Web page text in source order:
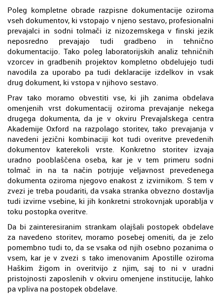
Poleg kompletne obrade razpisne dokumentacije oziroma
vseh dokumentov, ki vstopajo v njeno sestavo, profesionalni
prevajalci in sodni tolmači iz nizozemskega v finski jezik
neposredno prevajajo tudi gradbeno in tehnično
dokumentacijo. Tako poleg laboratorijskih analiz tehničnih
vzorcev in gradbenih projektov kompletno obdelujejo tudi
navodila za uporabo pa tudi deklaracije izdelkov in vsak
drug dokument, ki vstopa v njihovo sestavo.
Prav tako moramo obvestiti vse, ki jih zanima obdelava
omenjenih vrst dokumentacij oziroma prevajanje nekega
drugega dokumenta, da je v okviru Prevajalskega centra
Akademije Oxford na razpolago storitev, tako prevajanja v
navedeni jezični kombinaciji kot tudi overitve prevedenih
dokumentov katerekoli vrste. Konkretno storitev izvaja
uradno pooblaščena oseba, kar je v tem primeru sodni
tolmač in na ta način potrjuje veljavnost prevedenega
dokumenta oziroma njegovo enakost z izvirnikom. S tem v
zvezi je treba poudariti, da vsaka stranka obvezno dostavlja
tudi izvirne vsebine, ki jih konkretni strokovnjak uporablja v
toku postopka overitve.
Da bi zainteresiranim strankam olajšali postopek obdelave
za navedeno storitev, moramo posebej omeniti, da je zelo
pomembno tudi to, da se vsaka od njih osebno pozanima o
vsem, kar je v zvezi s tako imenovanim Apostille oziroma
Haškim žigom in overitvijo z njim, saj to ni v uradni
pristojnosti zaposlenih v okviru omenjene institucije, lahko
pa vpliva na postopek obdelave.